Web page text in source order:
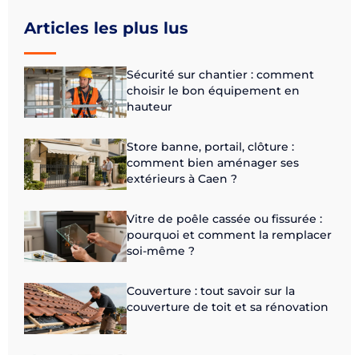
Articles les plus lus
Sécurité sur chantier : comment
choisir le bon équipement en
hauteur
Store banne, portail, clôture :
comment bien aménager ses
extérieurs à Caen ?
Vitre de poêle cassée ou fissurée :
pourquoi et comment la remplacer
soi-même ?
Couverture : tout savoir sur la
couverture de toit et sa rénovation